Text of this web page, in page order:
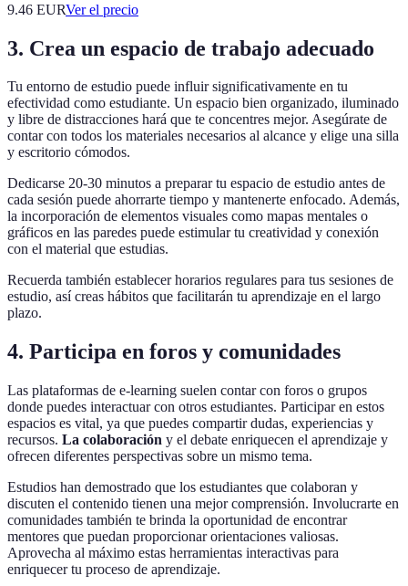
9.46 EURVer el precio
3. Crea un espacio de trabajo adecuado
Tu entorno de estudio puede influir significativamente en tu
efectividad como estudiante. Un espacio bien organizado, iluminado
y libre de distracciones hará que te concentres mejor. Asegúrate de
contar con todos los materiales necesarios al alcance y elige una silla
y escritorio cómodos.
Dedicarse 20-30 minutos a preparar tu espacio de estudio antes de
cada sesión puede ahorrarte tiempo y mantenerte enfocado. Además,
la incorporación de elementos visuales como mapas mentales o
gráficos en las paredes puede estimular tu creatividad y conexión
con el material que estudias.
Recuerda también establecer horarios regulares para tus sesiones de
estudio, así creas hábitos que facilitarán tu aprendizaje en el largo
plazo.
4. Participa en foros y comunidades
Las plataformas de e-learning suelen contar con foros o grupos
donde puedes interactuar con otros estudiantes. Participar en estos
espacios es vital, ya que puedes compartir dudas, experiencias y
recursos. La colaboración y el debate enriquecen el aprendizaje y
ofrecen diferentes perspectivas sobre un mismo tema.
Estudios han demostrado que los estudiantes que colaboran y
discuten el contenido tienen una mejor comprensión. Involucrarte en
comunidades también te brinda la oportunidad de encontrar
mentores que puedan proporcionar orientaciones valiosas.
Aprovecha al máximo estas herramientas interactivas para
enriquecer tu proceso de aprendizaje.